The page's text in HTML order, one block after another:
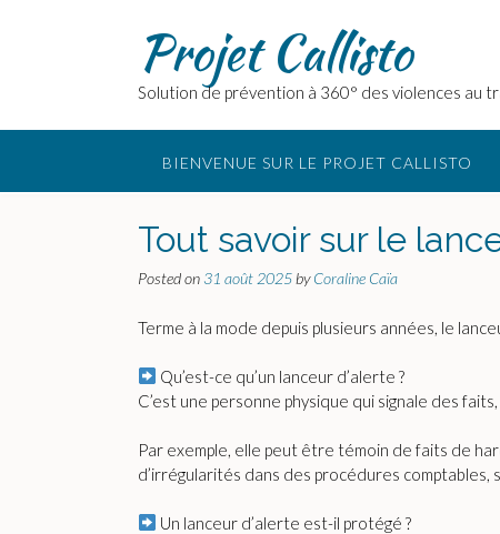
Projet Callisto
Solution de prévention à 360° des violences au
BIENVENUE SUR LE PROJET CALLISTO
Tout savoir sur le
Posted on 31 août 2025 byCoraline Caïa
Terme à la mode depuis plusieurs années, le
Qu’est-ce qu’un lanceur d’alerte ?
C’est une personne physique qui signale des
Par exemple, elle peut être témoin de faits de
d’irrégularités dans des procédures
Un lanceur d’alerte est-il protégé ?